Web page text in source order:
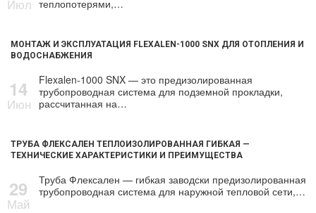
Июл теплопотерями,…
МОНТАЖ И ЭКСПЛУАТАЦИЯ FLEXALEN-1000 SNX ДЛЯ ОТОПЛЕНИЯ И
ВОДОСНАБЖЕНИЯ
14
Июн
Flexalen-1000 SNX — это предизолированная
трубопроводная система для подземной прокладки,
рассчитанная на…
ТРУБА ФЛЕКСАЛЕН ТЕПЛОИЗОЛИРОВАННАЯ ГИБКАЯ —
ТЕХНИЧЕСКИЕ ХАРАКТЕРИСТИКИ И ПРЕИМУЩЕСТВА
29
Май
Труба Флексален — гибкая заводски предизолированная
трубопроводная система для наружной тепловой сети,…